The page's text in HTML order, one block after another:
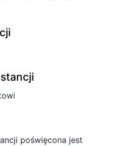
poświęcona jest